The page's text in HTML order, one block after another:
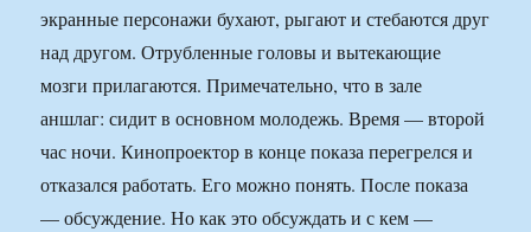
экранные персонажи бухают, рыгают и стебаются друг
над другом. Отрубленные головы и вытекающие
мозги прилагаются. Примечательно, что в зале
аншлаг: сидит в основном молодежь. Время — второй
час ночи. Кинопроектор в конце показа перегрелся и
отказался работать. Его можно понять. После показа
— обсуждение. Но как это обсуждать и с кем —